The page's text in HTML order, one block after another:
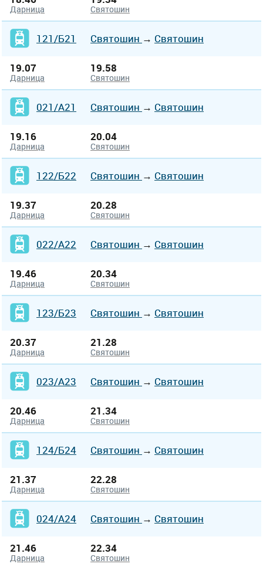
Дарница Святошин
121/Б21 Святошин → Святошин
19.07
Дарница
19.58
Святошин
021/А21 Святошин → Святошин
19.16
Дарница
20.04
Святошин
122/Б22 Святошин → Святошин
19.37
Дарница
20.28
Святошин
022/А22 Святошин → Святошин
19.46
Дарница
20.34
Святошин
123/Б23 Святошин → Святошин
20.37
Дарница
21.28
Святошин
023/А23 Святошин → Святошин
20.46
Дарница
21.34
Святошин
124/Б24 Святошин → Святошин
21.37
Дарница
22.28
Святошин
024/А24 Святошин → Святошин
21.46
Дарница
22.34
Святошин